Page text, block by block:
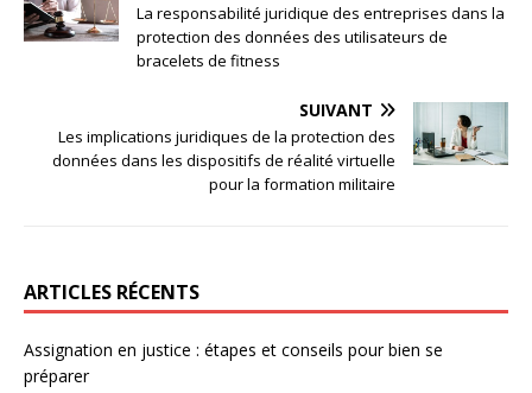
La responsabilité juridique des entreprises dans la
protection des données des utilisateurs de
bracelets de fitness
SUIVANT
Les implications juridiques de la protection des
données dans les dispositifs de réalité virtuelle
pour la formation militaire
ARTICLES RÉCENTS
Assignation en justice : étapes et conseils pour bien se
préparer